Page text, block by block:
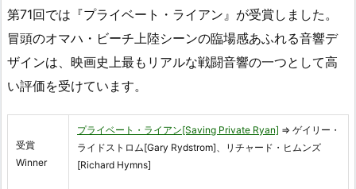
第71回では『プライベート・ライアン』が受賞しました。
冒頭のオマハ・ビーチ上陸シーンの臨場感あふれる音響デ
ザインは、映画史上最もリアルな戦闘音響の一つとして高
い評価を受けています。
受賞
Winner
プライベート・ライアン[Saving Private Ryan] ⇒ ゲイリー・
ライドストロム[Gary Rydstrom]、リチャード・ヒムンズ
[Richard Hymns]